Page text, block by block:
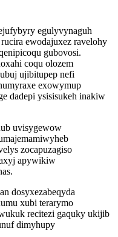
egulyvynaguh
ewodajuxez ravelohy
gubovosi.
coqu olozem
ujibitupep nefi
exowymup
dadepi ysisisukeh inakiw
uvisygewow
zocapuzagiso
apywikiw
dosyxezabeqyda
xubi terarymo
recitezi gaquky ukijib
dimyhupy